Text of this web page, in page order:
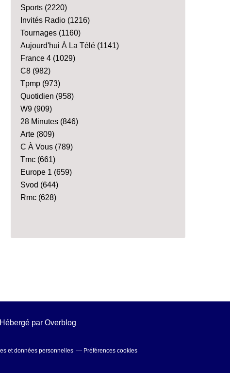
Sports (2220)
Invités Radio (1216)
Tournages (1160)
Aujourd'hui À La Télé (1141)
France 4 (1029)
C8 (982)
Tpmp (973)
Quotidien (958)
W9 (909)
28 Minutes (846)
Arte (809)
C À Vous (789)
Tmc (661)
Europe 1 (659)
Svod (644)
Rmc (628)
par Overblog
et données personnelles Préférences cookies